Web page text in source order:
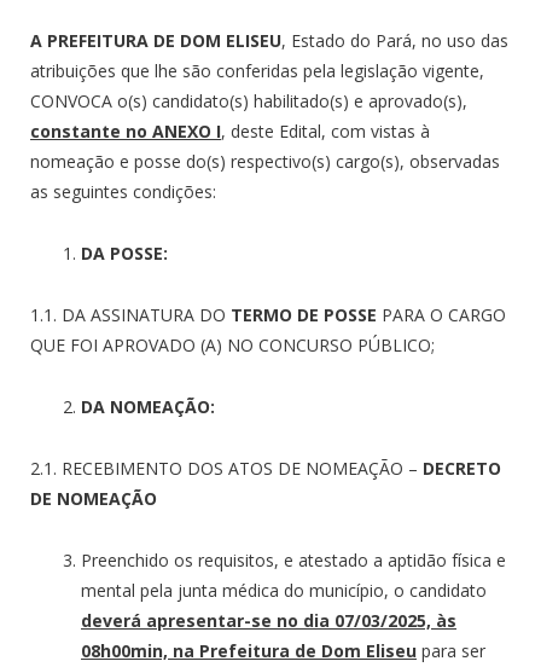
A PREFEITURA DE DOM ELISEU, Estado do Pará, no uso das
atribuições que lhe são conferidas pela legislação vigente,
CONVOCA o(s) candidato(s) habilitado(s) e aprovado(s),
constante no ANEXO I, deste Edital, com vistas à
nomeação e posse do(s) respectivo(s) cargo(s), observadas
as seguintes condições:
DA POSSE:
1.1. DA ASSINATURA DO TERMO DE POSSE PARA O CARGO
QUE FOI APROVADO (A) NO CONCURSO PÚBLICO;
DA NOMEAÇÃO:
2.1. RECEBIMENTO DOS ATOS DE NOMEAÇÃO – DECRETO
DE NOMEAÇÃO
Preenchido os requisitos, e atestado a aptidão física e
mental pela junta médica do município, o candidato
deverá apresentar-se no dia 07/03/2025, às
08h00min, na Prefeitura de Dom Eliseu para ser